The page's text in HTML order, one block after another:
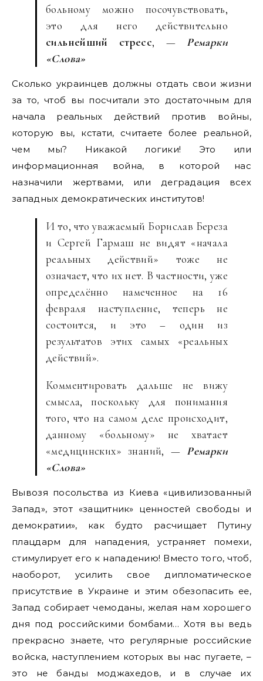
больному можно посочувствовать,
это для него действительно
сильнейший стресс, — Ремарки
«Слова»
Сколько украинцев должны отдать свои жизни
за то, чтоб вы посчитали это достаточным для
начала реальных действий против войны,
которую вы, кстати, считаете более реальной,
чем мы? Никакой логики! Это или
информационная война, в которой нас
назначили жертвами, или деградация всех
западных демократических институтов!
И то, что уважаемый Борислав Береза
и Сергей Гармаш не видят «начала
реальных действий» тоже не
означает, что их нет. В частности, уже
определённо намеченное на 16
февраля наступление, теперь не
состоится, и это – один из
результатов этих самых «реальных
действий».
Комментировать дальше не вижу
смысла, поскольку для понимания
того, что на самом деле происходит,
данному «больному» не хватает
«медицинских» знаний, — Ремарки
«Слова»
Вывозя посольства из Киева «цивилизованный
Запад», этот «защитник» ценностей свободы и
демократии», как будто расчищает Путину
плацдарм для нападения, устраняет помехи,
стимулирует его к нападению! Вместо того, чтоб,
наоборот, усилить свое дипломатическое
присутствие в Украине и этим обезопасить ее,
Запад собирает чемоданы, желая нам хорошего
дня под российскими бомбами… Хотя вы ведь
прекрасно знаете, что регулярные российские
войска, наступлением которых вы нас пугаете, –
это не банды моджахедов, и в случае их